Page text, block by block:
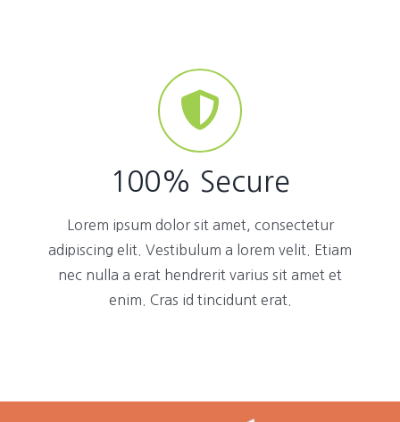
100% Secure
Lorem ipsum dolor sit amet, consectetur
adipiscing elit. Vestibulum a lorem velit. Etiam
nec nulla a erat hendrerit varius sit amet et
enim. Cras id tincidunt erat.